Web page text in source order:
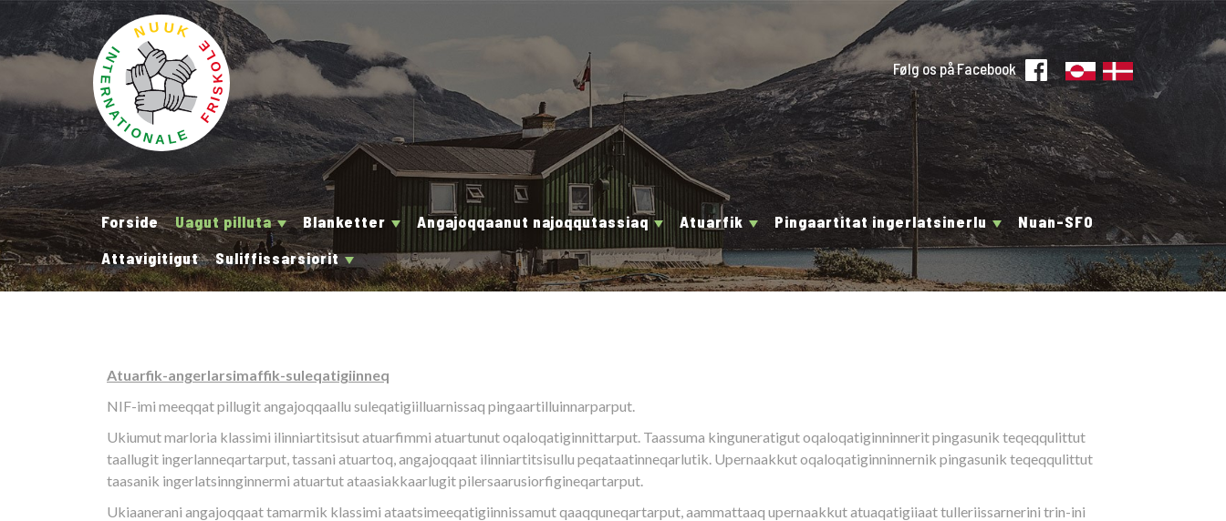
Følg os på Facebook
Forside Uagut pilluta Blanketter Angajoqqaanut najoqqutassiaq Atuarfik Pingaartitat ingerlatsinerlu
Nuan-SFO
Attavigitigut
Suliffissarsiorit
Atuarfik-angerlarsimaffik-suleqatigiinneq
NIF-imi meeqqat pillugit angajoqqaallu suleqatigiilluarnissaq pingaartilluinnarparput.
Ukiumut marloria klassimi ilinniartitsisut atuarfimmi atuartunut oqaloqatiginnittarput. Taassuma kinguneratigut oqaloqatiginninnerit pingasunik teqeqqulittut
taallugit ingerlanneqartarput, tassani atuartoq, angajoqqaat ilinniartitsisullu peqataatinneqarlutik. Upernaakkut oqaloqatiginninnernik pingasunik teqeqqulittut
taasanik ingerlatsinnginnermi atuartut ataasiakkaarlugit pilersaarusiorfigineqartarput.
Ukiaanerani angajoqqaat tamarmik klassimi ataatsimeeqatigiinnissamut qaaqquneqartarput, aammattaaq upernaakkut atuaqatigiiaat tulleriissarnerini trin-ini